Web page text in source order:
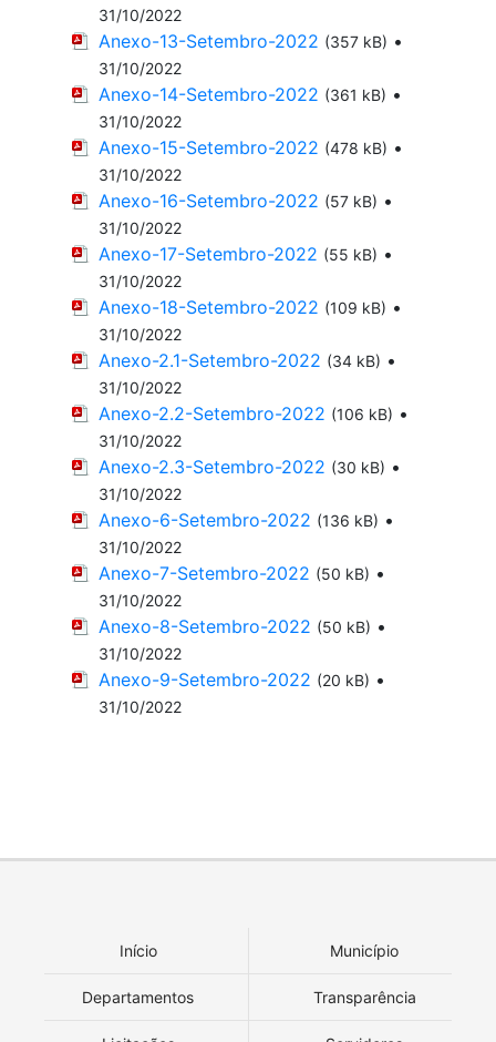
31/10/2022
Anexo-13-Setembro-2022 (357 kB) •
31/10/2022
Anexo-14-Setembro-2022 (361 kB) •
31/10/2022
Anexo-15-Setembro-2022 (478 kB) •
31/10/2022
Anexo-16-Setembro-2022 (57 kB) •
31/10/2022
Anexo-17-Setembro-2022 (55 kB) •
31/10/2022
Anexo-18-Setembro-2022 (109 kB) •
31/10/2022
Anexo-2.1-Setembro-2022 (34 kB) •
31/10/2022
Anexo-2.2-Setembro-2022 (106 kB) •
31/10/2022
Anexo-2.3-Setembro-2022 (30 kB) •
31/10/2022
Anexo-6-Setembro-2022 (136 kB) •
31/10/2022
Anexo-7-Setembro-2022 (50 kB) •
31/10/2022
Anexo-8-Setembro-2022 (50 kB) •
31/10/2022
Anexo-9-Setembro-2022 (20 kB) •
31/10/2022
Início Município
Departamentos Transparência